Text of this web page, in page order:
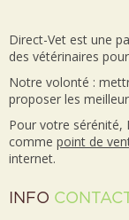
Direct-Vet est une
des vétérinaires
Notre volonté :
proposer les
Pour votre sérénité,
comme point de
internet.
INFO